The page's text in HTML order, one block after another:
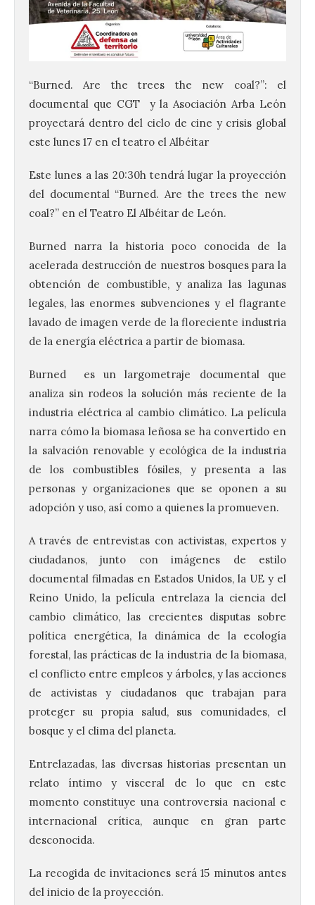
“Burned. Are the trees the new coal?”: el
documental que CGT y la Asociación Arba León
proyectará dentro del ciclo de cine y crisis global
este lunes 17 en el teatro el Albéitar
Este lunes a las 20:30h tendrá lugar la proyección
del documental “Burned. Are the trees the new
coal?” en el Teatro El Albéitar de León.
Burned narra la historia poco conocida de la
acelerada destrucción de nuestros bosques para la
obtención de combustible, y analiza las lagunas
legales, las enormes subvenciones y el flagrante
lavado de imagen verde de la floreciente industria
de la energía eléctrica a partir de biomasa.
Burned es un largometraje documental que
analiza sin rodeos la solución más reciente de la
industria eléctrica al cambio climático. La película
narra cómo la biomasa leñosa se ha convertido en
la salvación renovable y ecológica de la industria
de los combustibles fósiles, y presenta a las
personas y organizaciones que se oponen a su
adopción y uso, así como a quienes la promueven.
A través de entrevistas con activistas, expertos y
ciudadanos, junto con imágenes de estilo
documental filmadas en Estados Unidos, la UE y el
Reino Unido, la película entrelaza la ciencia del
cambio climático, las crecientes disputas sobre
política energética, la dinámica de la ecología
forestal, las prácticas de la industria de la biomasa,
el conflicto entre empleos y árboles, y las acciones
de activistas y ciudadanos que trabajan para
proteger su propia salud, sus comunidades, el
bosque y el clima del planeta.
Entrelazadas, las diversas historias presentan un
relato íntimo y visceral de lo que en este
momento constituye una controversia nacional e
internacional crítica, aunque en gran parte
desconocida.
La recogida de invitaciones será 15 minutos antes
del inicio de la proyección.
El Ayuntamiento de La
Bañeza presenta el
una cita con la música de
los 80 y 90 para el 16 de
agosto en la Plaza Mayor.
6 Ago 2026
domingo 16 de agosto, a
partir de las 23:00 horas,
en la Plaza Mayor de la